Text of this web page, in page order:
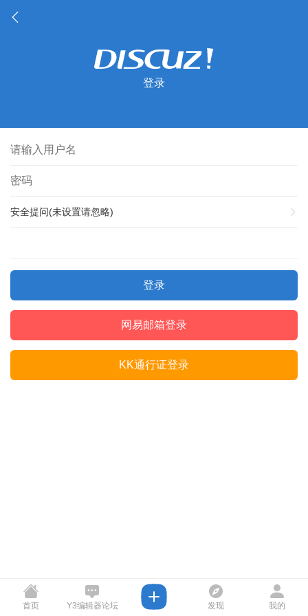
登录
安全提问(未设置请忽略)
登录
网易邮箱登录
KK通行证登录
首页 Y3编辑器论坛 发现 我的